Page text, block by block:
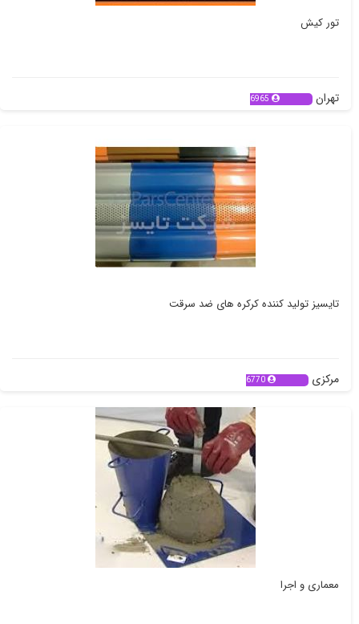
تور کیش
تهران 6965
تایسیز تولید کننده کرکره های ضد سرقت
مرکزی 6770
معماری و اجرا